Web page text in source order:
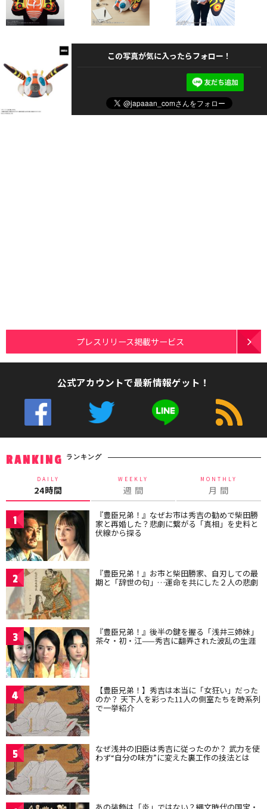
この写真が気に入ったらフォロー！
プレスリリース掲載サービス
公式アカウントで最新情報ゲット！
RANKING ランキング
DAILY
24時間
WEEKLY
週 間
MONTHLY
月 間
1 『豊臣兄弟！』なぜお市は秀吉の勧めで柴田勝
家と再婚した？悲劇に繋がる「真相」を史料と
伏線から探る
2 『豊臣兄弟！』お市と柴田勝家、自刃しての最
期と「辞世の句」…運命を共にした２人の悲劇
3 『豊臣兄弟！』後半の鍵を握る「浅井三姉妹」
茶々・初・江——秀吉に翻弄された波乱の生涯
4 【豊臣兄弟！】秀吉は本当に「女狂い」だった
のか？ 天下人を彩った11人の側室たちを時系列
で一挙紹介
5 なぜ浅井の旧臣は秀吉に従ったのか？ 武力を使
わず“自分の味方”に変えた裏工作の技法とは